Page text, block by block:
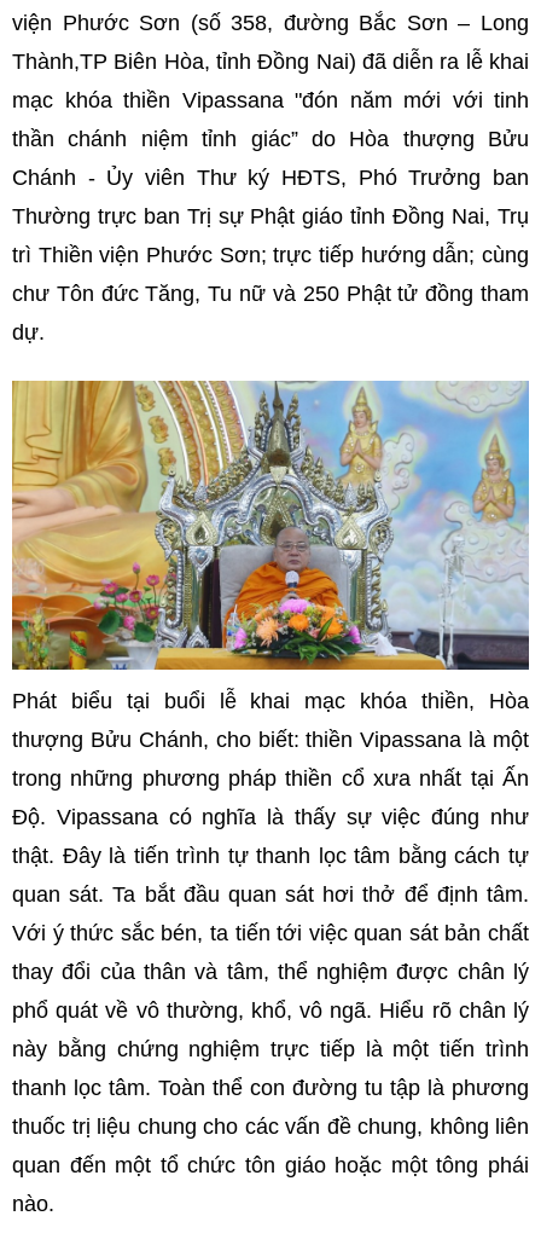
viện Phước Sơn (số 358, đường Bắc Sơn – Long
Thành,TP Biên Hòa, tỉnh Đồng Nai) đã diễn ra lễ khai
mạc khóa thiền Vipassana "đón năm mới với tinh
thần chánh niệm tỉnh giác” do Hòa thượng Bửu
Chánh - Ủy viên Thư ký HĐTS, Phó Trưởng ban
Thường trực ban Trị sự Phật giáo tỉnh Đồng Nai, Trụ
trì Thiền viện Phước Sơn; trực tiếp hướng dẫn; cùng
chư Tôn đức Tăng, Tu nữ và 250 Phật tử đồng tham
dự.
Phát biểu tại buổi lễ khai mạc khóa thiền, Hòa
thượng Bửu Chánh, cho biết: thiền Vipassana là một
trong những phương pháp thiền cổ xưa nhất tại Ấn
Độ. Vipassana có nghĩa là thấy sự việc đúng như
thật. Đây là tiến trình tự thanh lọc tâm bằng cách tự
quan sát. Ta bắt đầu quan sát hơi thở để định tâm.
Với ý thức sắc bén, ta tiến tới việc quan sát bản chất
thay đổi của thân và tâm, thể nghiệm được chân lý
phổ quát về vô thường, khổ, vô ngã. Hiểu rõ chân lý
này bằng chứng nghiệm trực tiếp là một tiến trình
thanh lọc tâm. Toàn thể con đường tu tập là phương
thuốc trị liệu chung cho các vấn đề chung, không liên
quan đến một tổ chức tôn giáo hoặc một tông phái
nào.